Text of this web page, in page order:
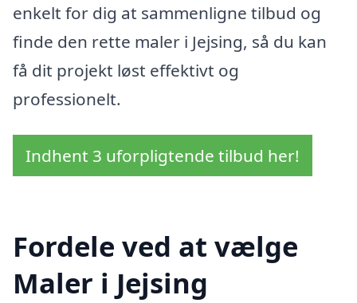
enkelt for dig at sammenligne tilbud og
finde den rette maler i Jejsing, så du kan
få dit projekt løst effektivt og
professionelt.
Indhent 3 uforpligtende tilbud her!
Fordele ved at vælge
Maler i Jejsing